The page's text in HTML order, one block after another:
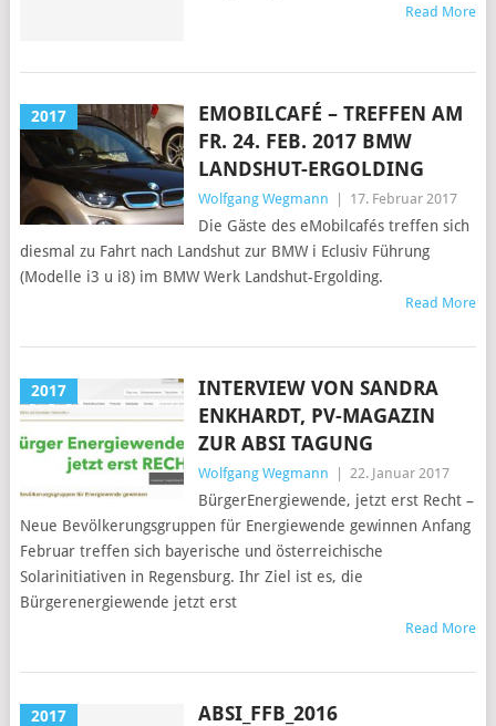
Read More
2017
EMOBILCAFÉ – TREFFEN AM
FR. 24. FEB. 2017 BMW
LANDSHUT-ERGOLDING
Wolfgang Wegmann 17. Februar 2017
Die Gäste des eMobilcafés treffen sich
diesmal zu Fahrt nach Landshut zur BMW i Eclusiv Führung
(Modelle i3 u i8) im BMW Werk Landshut-Ergolding.
Read More
2017
INTERVIEW VON SANDRA
ENKHARDT, PV-MAGAZIN
ZUR ABSI TAGUNG
Wolfgang Wegmann 22. Januar 2017
BürgerEnergiewende, jetzt erst Recht –
Neue Bevölkerungsgruppen für Energiewende gewinnen Anfang
Februar treffen sich bayerische und österreichische
Solarinitiativen in Regensburg. Ihr Ziel ist es, die
Bürgerenergiewende jetzt erst
Read More
2017 ABSI_FFB_2016